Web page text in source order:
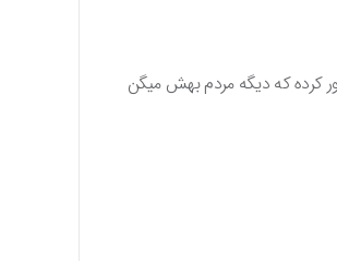
کرده که دیگه مردم بهش میگن